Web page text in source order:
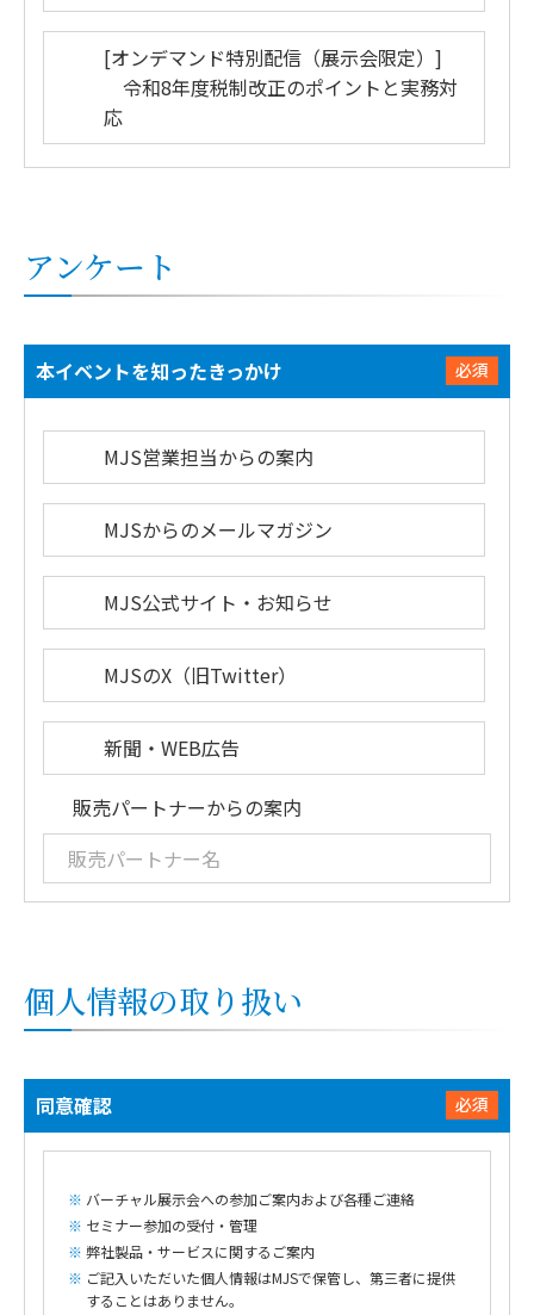
[オンデマンド特別配信（展示会限定）]
令和8年度税制改正のポイントと実務対
応
アンケート
必須
本イベントを知ったきっかけ
MJS営業担当からの案内
MJSからのメールマガジン
MJS公式サイト・お知らせ
MJSのX（旧Twitter）
新聞・WEB広告
販売パートナーからの案内
個人情報の取り扱い
必須
同意確認
バーチャル展示会への参加ご案内および各種ご連絡
セミナー参加の受付・管理
弊社製品・サービスに関するご案内
ご記入いただいた個人情報はMJSで保管し、第三者に提供
することはありません。